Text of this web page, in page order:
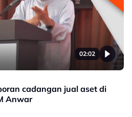
02:02
cadangan jual aset di
Anwar